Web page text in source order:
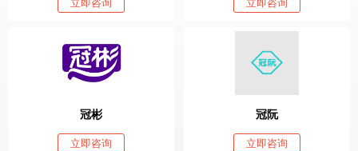
立即咨询 立即咨询
冠彬
立即咨询
冠阮
立即咨询